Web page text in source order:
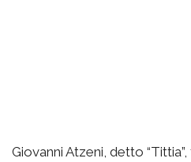
Giovanni Atzeni, detto